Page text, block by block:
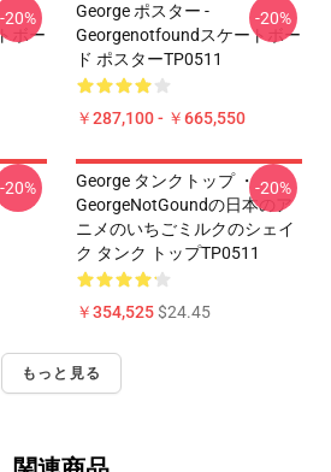
ボー
-20%
George ポスター -
Georgenotfoundスケートボー
ド ポスターTP0511
￥287,100 - ￥665,550
-20%
-20%
George タンクトップ ・
GeorgeNotGoundの日本のア
ニメのいちごミルクのシェイ
ク タンク トップTP0511
￥354,525$24.45
-20%
もっと見る